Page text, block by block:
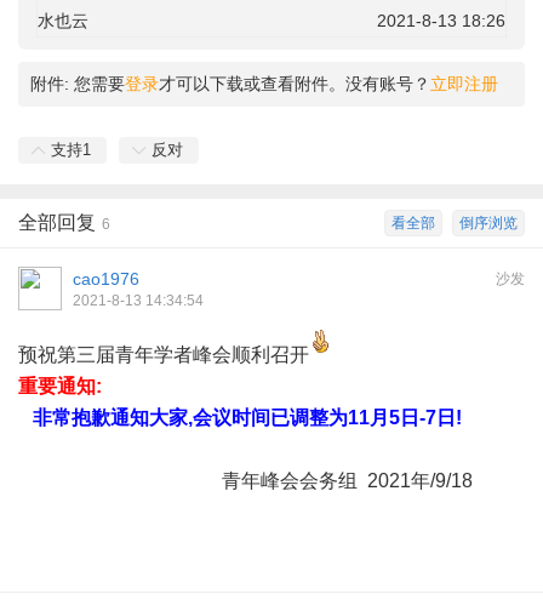
水也云
2021-8-13 18:26
附件: 您需要登录才可以下载或查看附件。没有账号？ 立即注册
支持1 反对
倒序浏览
看全部
全部回复 6
沙发
cao1976
2021-8-13 14:34:54
预祝第三届青年学者峰会顺利召开
重要通知:
非常抱歉通知大家,会议时间已调整为11月5日-7日!
青年峰会会务组 2021年/9/18